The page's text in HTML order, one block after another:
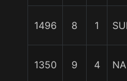
1496 8 1
1350 9 4